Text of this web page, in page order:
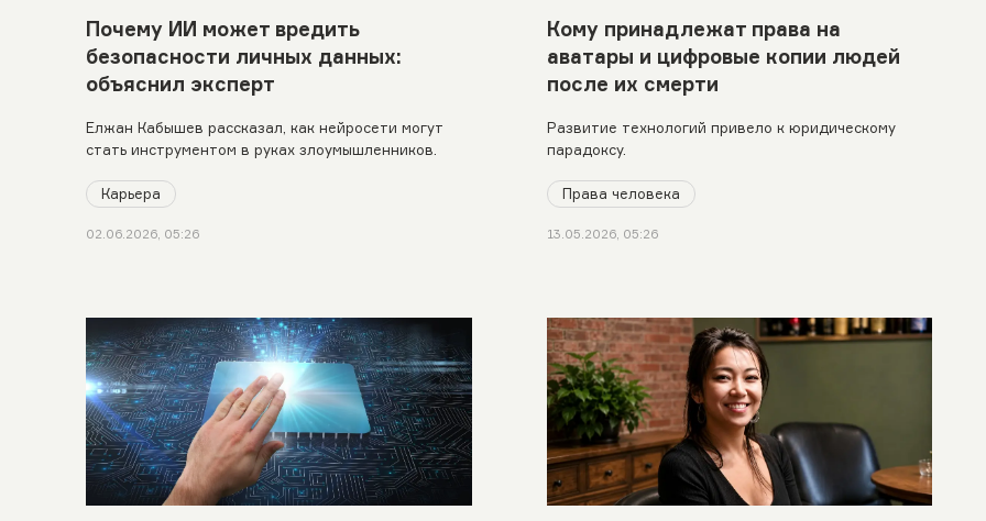
Почему ИИ может вредить
безопасности личных данных:
объяснил эксперт
Елжан Кабышев рассказал, как нейросети могут
стать инструментом в руках злоумышленников.
Карьера
02.06.2026, 05:26
Кому принадлежат права на
аватары и цифровые копии людей
после их смерти
Развитие технологий привело к юридическому
парадоксу.
Права человека
13.05.2026, 05:26